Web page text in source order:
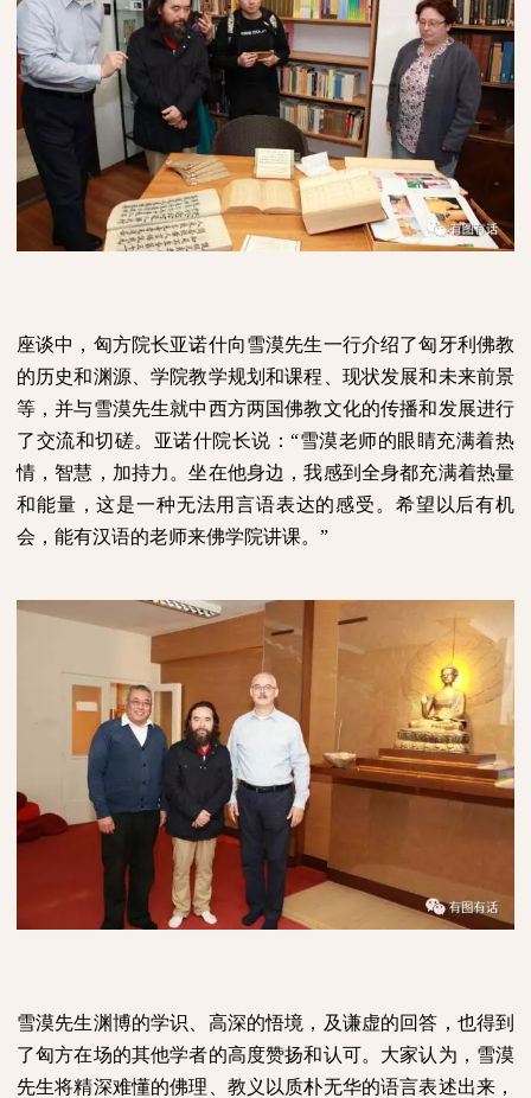
座谈中，匈方院长亚诺什向雪漠先生一行介绍了匈牙利佛教
的历史和渊源、学院教学规划和课程、现状发展和未来前景
等，并与雪漠先生就中西方两国佛教文化的传播和发展进行
了交流和切磋。亚诺什院长说：“雪漠老师的眼睛充满着热
情，智慧，加持力。坐在他身边，我感到全身都充满着热量
和能量，这是一种无法用言语表达的感受。希望以后有机
会，能有汉语的老师来佛学院讲课。”
雪漠先生渊博的学识、高深的悟境，及谦虚的回答，也得到
了匈方在场的其他学者的高度赞扬和认可。大家认为，雪漠
先生将精深难懂的佛理、教义以质朴无华的语言表述出来，